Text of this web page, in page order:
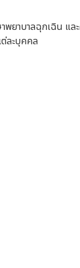
ยาบาลฉุกเฉิน แล
ละบุคคล